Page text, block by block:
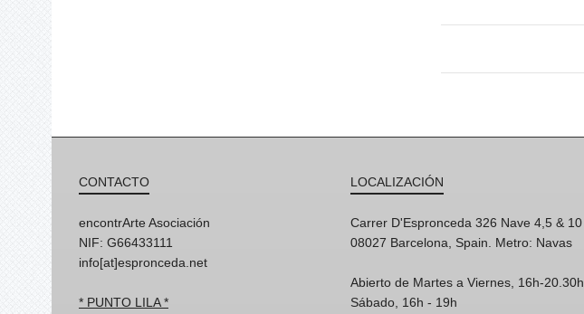
CONTACTO
encontrArte Asociación
NIF: G66433111
info[at]espronceda.net
* PUNTO LILA *
LOCALIZACIÓN
Carrer D'Espronceda 326 Nave 4,5 & 10
08027 Barcelona, Spain. Metro: Navas
Abierto de Martes a Viernes, 16h-20.30h
Sábado, 16h - 19h